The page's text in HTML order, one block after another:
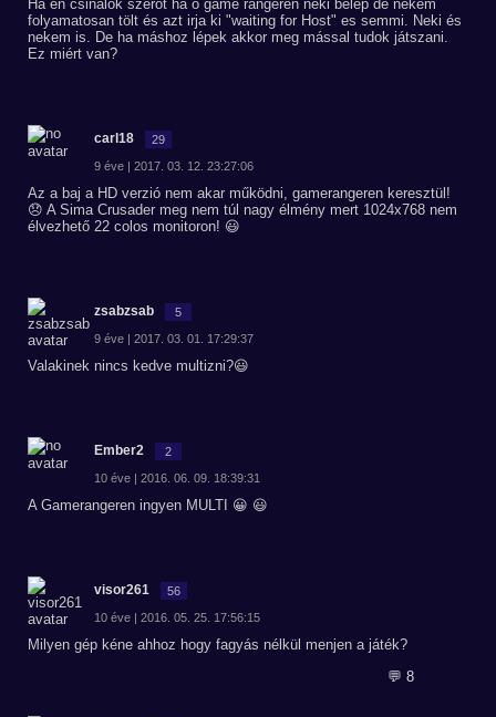
Ha én csinálok szerót ha ő game rangeren neki belép de nekem
folyamatosan tölt és azt irja ki "waiting for Host" es semmi. Neki és
nekem is. De ha máshoz lépek akkor meg mással tudok játszani.
Ez miért van?
carl18 29
9 éve | 2017. 03. 12. 23:27:06
Az a baj a HD verzió nem akar működni, gamerangeren keresztül!
😞 A Sima Crusader meg nem túl nagy élmény mert 1024x768 nem
élvezhető 22 colos monitoron! 😃
zsabzsab 5
9 éve | 2017. 03. 01. 17:29:37
Valakinek nincs kedve multizni?😃
Ember2 2
10 éve | 2016. 06. 09. 18:39:31
A Gamerangeren ingyen MULTI 😀 😃
visor261 56
10 éve | 2016. 05. 25. 17:56:15
Milyen gép kéne ahhoz hogy fagyás nélkül menjen a játék?
💬 8